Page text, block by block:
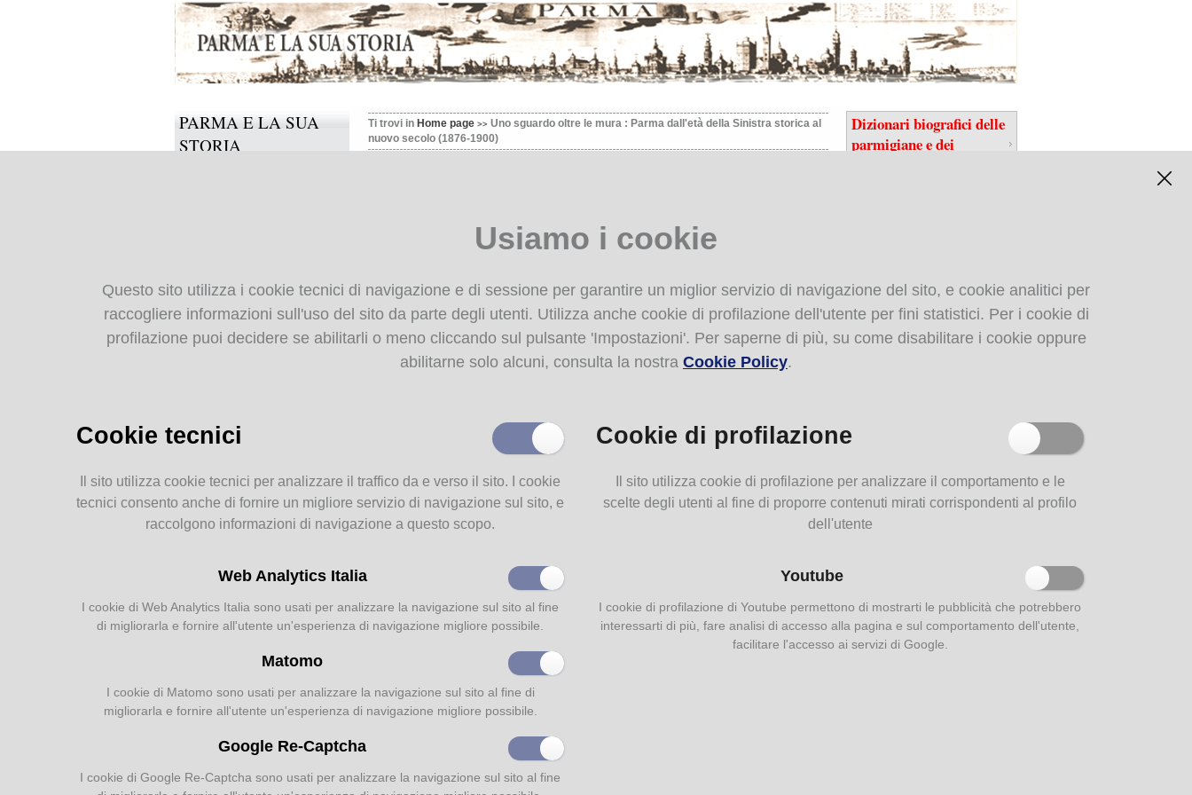
Ti trovi in Home page
Uno sguardo oltre le mura : Parma dall'età della Sinistra storica al
nuovo secolo (1876-1900)
(1876-1900).Bologna Clueb, 2006
Uno sguardo oltre le mura
PARMA E LA SUA
STORIA
BIBLIOTECA
DIGITALE
Monografie: indice
parmense: indice
MEMORIE
RITROVATE
Il 25 aprile delle tradizioni
Via della salute
PARMENSE
Agricoltura parmense:
Dizionari biografici delle
parmigiane e dei
Biblioteca digitale
gastronomica di:
Le strade di Parma
Usiamo i cookie
Questo sito utilizza i cookie tecnici di navigazione e di sessione per garantire un miglior servizio di navigazione del sito, e cookie analitici per
raccogliere informazioni sull'uso del sito da parte degli utenti. Utilizza anche cookie di profilazione dell'utente per fini statistici. Per i cookie di
profilazione puoi decidere se abilitarli o meno cliccando sul pulsante 'Impostazioni'. Per saperne di più, su come disabilitare i cookie oppure
abilitarne solo alcuni, consulta la nostra Cookie Policy.
Cookie tecnici
Il sito utilizza cookie tecnici per analizzare il traffico da e verso il sito. I cookie
tecnici consento anche di fornire un migliore servizio di navigazione sul sito, e
raccolgono informazioni di navigazione a questo scopo.
Web Analytics Italia
I cookie di Web Analytics Italia sono usati per analizzare la navigazione sul sito al fine
di migliorarla e fornire all'utente un'esperienza di navigazione migliore possibile.
Matomo
I cookie di Matomo sono usati per analizzare la navigazione sul sito al fine di
migliorarla e fornire all'utente un'esperienza di navigazione migliore possibile.
Google Re-Captcha
I cookie di Google Re-Captcha sono usati per analizzare la navigazione sul sito al fine
Cookie di profilazione
Il sito utilizza cookie di profilazione per analizzare il comportamento e le
scelte degli utenti al fine di proporre contenuti mirati corrispondenti al profilo
dell'utente
Youtube
I cookie di profilazione di Youtube permettono di mostrarti le pubblicità che potrebbero
interessarti di più, fare analisi di accesso alla pagina e sul comportamento dell'utente,
facilitare l'accesso ai servizi di Google.